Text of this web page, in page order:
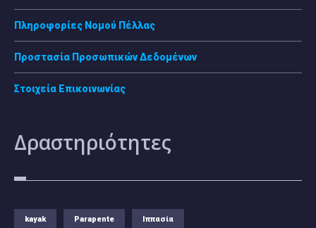
Πληροφορίες Νομού Πέλλας
Προστασία Προσωπικών Δεδομένων
Στοιχεία Επικοινωνίας
Δραστηριότητες
kayak Parapente Ιππασία